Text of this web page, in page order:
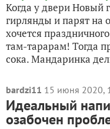
Когда у двери Новый
гирлянды и парят на
хочется
там-тарарам! Тогда
сока. Мандаринка
bardzi11 15 июня 2020,
Идеальный
озабочен